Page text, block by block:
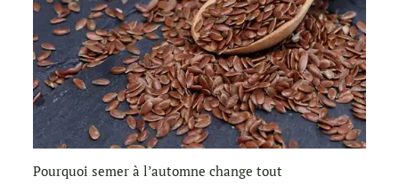
Pourquoi semer à l’automne change tout